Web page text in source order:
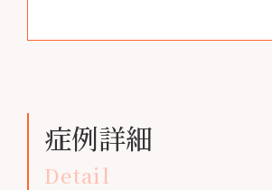
症例詳細
Detail